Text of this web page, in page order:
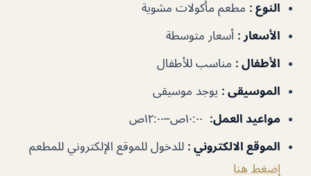
النوع : مطعم مأكولات مشوية
الأسعار : أسعار متوسطة
الأطفال : مناسب للأطفال
الموسيقى : يوجد موسيقى
مواعيد العمل:
الموقع الالكتروني : للدخول للموقع الإلكتروني للمطعم
إضغط هنا